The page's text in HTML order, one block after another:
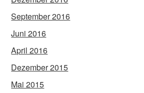
September 2016
Juni 2016
April 2016
Dezember 2015
Mai 2015